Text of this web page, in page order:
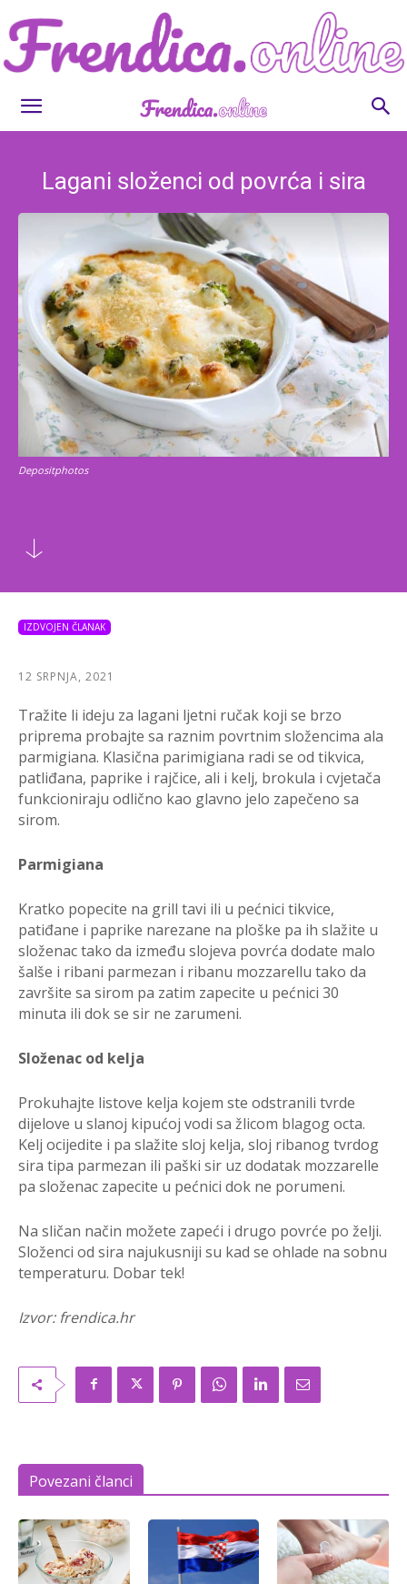
Frendica.online
Lagani složenci od povrća i sira
Depositphotos
IZDVOJEN ČLANAK
12 SRPNJA, 2021
Tražite li ideju za lagani ljetni ručak koji se brzo
priprema probajte sa raznim povrtnim složencima ala
parmigiana. Klasična parimigiana radi se od tikvica,
patliđana, paprike i rajčice, ali i kelj, brokula i cvjetača
funkcioniraju odlično kao glavno jelo zapečeno sa
sirom.
Parmigiana
Kratko popecite na grill tavi ili u pećnici tikvice,
patiđane i paprike narezane na ploške pa ih slažite u
složenac tako da između slojeva povrća dodate malo
šalše i ribani parmezan i ribanu mozzarellu tako da
završite sa sirom pa zatim zapecite u pećnici 30
minuta ili dok se sir ne zarumeni.
Složenac od kelja
Prokuhajte listove kelja kojem ste odstranili tvrde
dijelove u slanoj kipućoj vodi sa žlicom blagog octa.
Kelj ocijedite i pa slažite sloj kelja, sloj ribanog tvrdog
sira tipa parmezan ili paški sir uz dodatak mozzarelle
pa složenac zapecite u pećnici dok ne porumeni.
Na sličan način možete zapeći i drugo povrće po želji.
Složenci od sira najukusniji su kad se ohlade na sobnu
temperaturu. Dobar tek!
Izvor: frendica.hr
Povezani članci